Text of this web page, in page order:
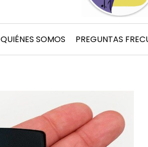
QUIÉNES SOMOS PREGUNTAS